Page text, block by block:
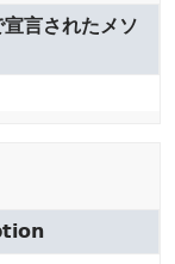
宣言されたメソ